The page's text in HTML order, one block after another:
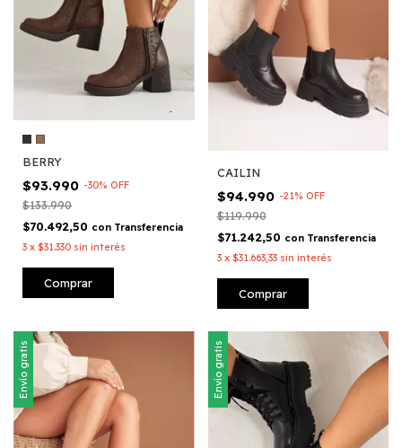
BERRY
$93.990 -30% OFF
$133.990
$70.492,50 con Transferencia
3 x $31.330 sin interés
Comprar
CAILIN
$94.990 -21% OFF
$119.990
$71.242,50 con Transferencia
3 x $31.663,33 sin interés
Comprar
Envío gratis Envío gratis